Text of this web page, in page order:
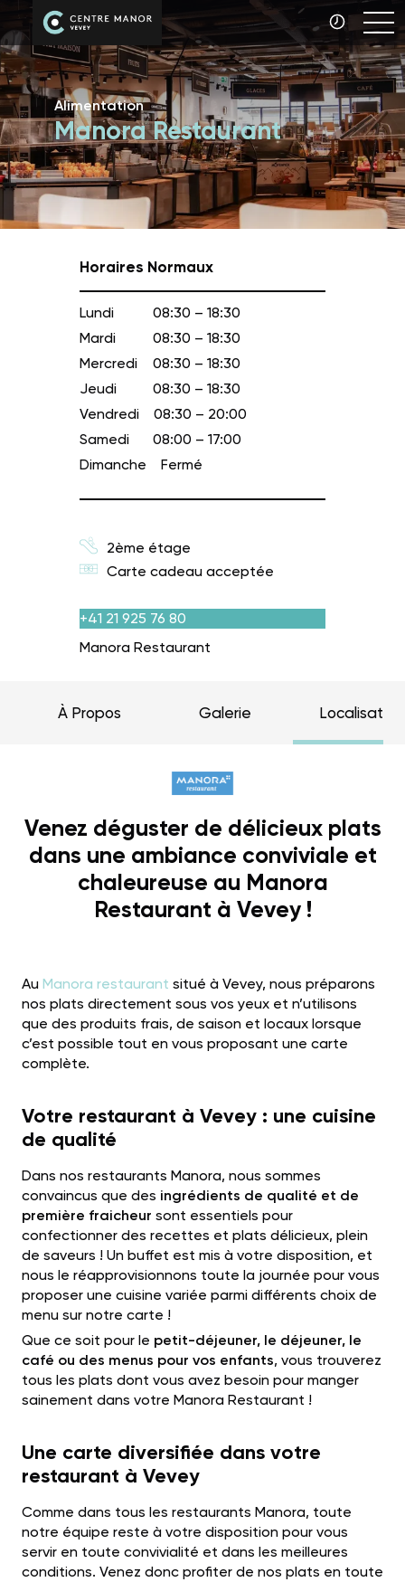
Alimentation
Manora Restaurant
Horaires Normaux
Lundi
08:30 – 18:30
Mardi
08:30 – 18:30
Mercredi
08:30 – 18:30
Jeudi
08:30 – 18:30
Vendredi
08:30 – 20:00
Samedi
08:00 – 17:00
Dimanche
Fermé
2ème étage
Carte cadeau acceptée
+41 21 925 76 80
Manora Restaurant
À Propos Galerie Localisation
Venez déguster de délicieux plats
dans une ambiance conviviale et
chaleureuse au Manora
Restaurant à Vevey !
Au Manora restaurant situé à Vevey, nous préparons
nos plats directement sous vos yeux et n’utilisons
que des produits frais, de saison et locaux lorsque
c’est possible tout en vous proposant une carte
complète.
Votre restaurant à Vevey : une cuisine
de qualité
Dans nos restaurants Manora, nous sommes
convaincus que des ingrédients de qualité et de
première fraicheur sont essentiels pour
confectionner des recettes et plats délicieux, plein
de saveurs ! Un buffet est mis à votre disposition, et
nous le réapprovisionnons toute la journée pour vous
proposer une cuisine variée parmi différents choix de
menu sur notre carte !
Que ce soit pour le petit-déjeuner, le déjeuner, le
café ou des menus pour vos enfants, vous trouverez
tous les plats dont vous avez besoin pour manger
sainement dans votre Manora Restaurant !
Une carte diversifiée dans votre
restaurant à Vevey
Comme dans tous les restaurants Manora, toute
notre équipe reste à votre disposition pour vous
servir en toute convivialité et dans les meilleures
conditions. Venez donc profiter de nos plats en toute